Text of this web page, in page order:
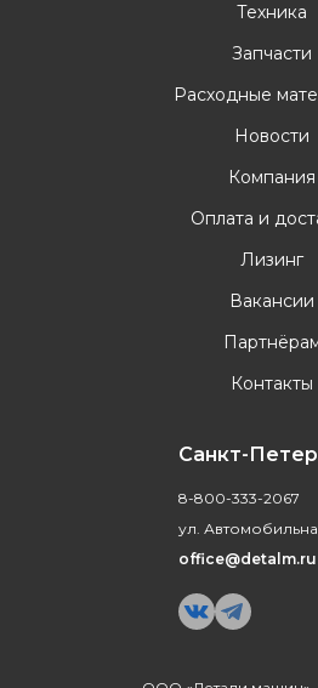
Техника
Запчасти
Расходные
Новости
Компания
Оплата и
Лизинг
Вакансии
Контакты
Санкт-
8-800-333-2067
ул.
office@detalm.ru